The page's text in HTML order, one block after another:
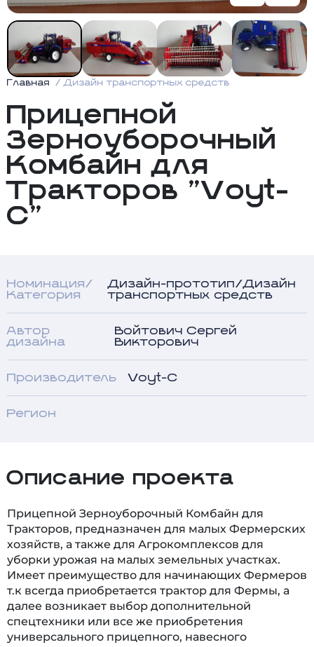
Главная Дизайн транспортных средств
Прицепной
Зерноуборочный
Комбайн для
Тракторов "Voyt-
C"
Номинация/
Категория
Дизайн-прототип/Дизайн
транспортных средств
Автор
дизайна
Войтович Сергей
Викторович
Производитель Voyt-C
Регион
Описание проекта
Прицепной Зерноуборочный Комбайн для
Тракторов, предназначен для малых Фермерских
хозяйств, а также для Агрокомплексов для
уборки урожая на малых земельных участках.
Имеет преимущество для начинающих Фермеров
т.к всегда приобретается трактор для Фермы, а
далее возникает выбор дополнительной
спецтехники или все же приобретения
универсального прицепного, навесного